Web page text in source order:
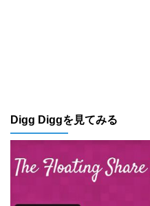
Digg Diggを見てみる